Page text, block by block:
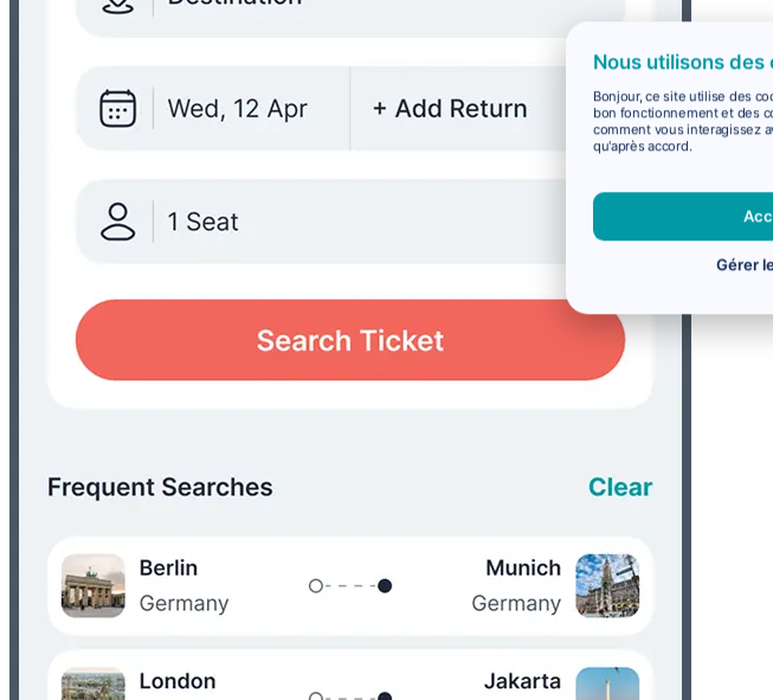
Nous utilisons des
Bonjour, ce site utilise des
bon fonctionnement et des
comment vous interagissez
qu'après accord.
Gérer